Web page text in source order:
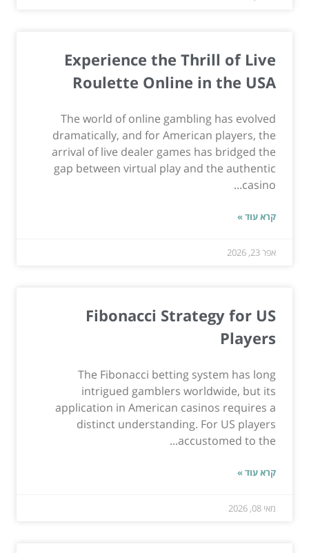
Experience the Thrill of Live
Roulette Online in the USA
The world of online gambling has evolved
dramatically, and for American players, the
arrival of live dealer games has bridged the
gap between virtual play and the authentic
casino...
קרא עוד »
אפר 23, 2026
Fibonacci Strategy for US
Players
The Fibonacci betting system has long
intrigued gamblers worldwide, but its
application in American casinos requires a
distinct understanding. For US players
accustomed to the...
קרא עוד »
מאי 08, 2026